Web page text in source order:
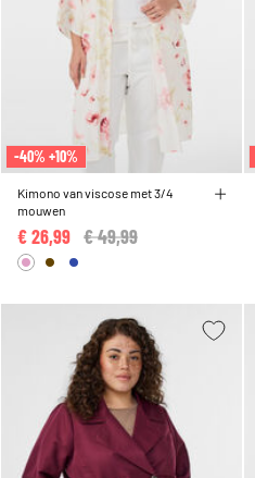
-40% +10%
Kimono van viscose met 3/4
mouwen
Price reduced from
€ 49,99
€ 26,99